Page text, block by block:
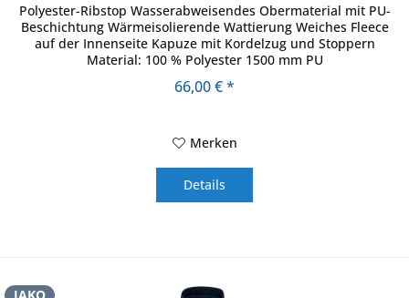
Polyester-Ribstop Wasserabweisendes Obermaterial mit PU-
Beschichtung Wärmeisolierende Wattierung Weiches Fleece
auf der Innenseite Kapuze mit Kordelzug und Stoppern
Material: 100 % Polyester 1500 mm PU
66,00 € *
Merken
Details